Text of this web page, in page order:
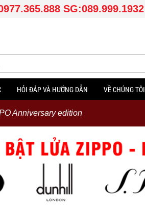
SG:089.999.1932
HỎI ĐÁP VÀ HƯỚNG DẪN VỀ CHÚNG TÔI
Anniversary edition